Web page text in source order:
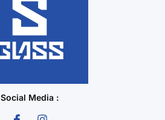
Social Media :